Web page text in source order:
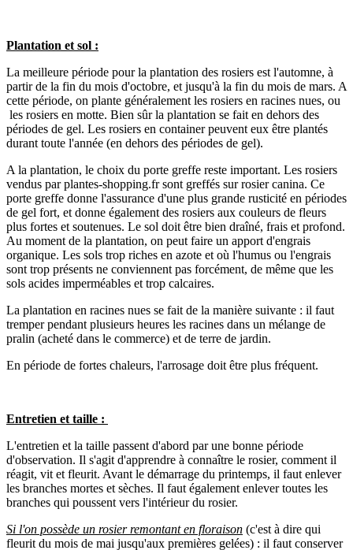
Plantation et sol :
La meilleure période pour la plantation des rosiers est l'automne, à
partir de la fin du mois d'octobre, et jusqu'à la fin du mois de mars. A
cette période, on plante généralement les rosiers en racines nues, ou
les rosiers en motte. Bien sûr la plantation se fait en dehors des
périodes de gel. Les rosiers en container peuvent eux être plantés
durant toute l'année (en dehors des périodes de gel).
A la plantation, le choix du porte greffe reste important. Les rosiers
vendus par plantes-shopping.fr sont greffés sur rosier canina. Ce
porte greffe donne l'assurance d'une plus grande rusticité en périodes
de gel fort, et donne également des rosiers aux couleurs de fleurs
plus fortes et soutenues. Le sol doit être bien draîné, frais et profond.
Au moment de la plantation, on peut faire un apport d'engrais
organique. Les sols trop riches en azote et où l'humus ou l'engrais
sont trop présents ne conviennent pas forcément, de même que les
sols acides imperméables et trop calcaires.
La plantation en racines nues se fait de la manière suivante : il faut
tremper pendant plusieurs heures les racines dans un mélange de
pralin (acheté dans le commerce) et de terre de jardin.
En période de fortes chaleurs, l'arrosage doit être plus fréquent.
Entretien et taille :
L'entretien et la taille passent d'abord par une bonne période
d'observation. Il s'agit d'apprendre à connaître le rosier, comment il
réagit, vit et fleurit. Avant le démarrage du printemps, il faut enlever
les branches mortes et sèches. Il faut également enlever toutes les
branches qui poussent vers l'intérieur du rosier.
Si l'on possède un rosier remontant en floraison (c'est à dire qui
fleurit du mois de mai jusqu'aux premières gelées) : il faut conserver